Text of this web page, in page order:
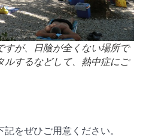
すが、日陰が全くない場所で
ルするなどして、熱中症にご
をぜひご用意ください。